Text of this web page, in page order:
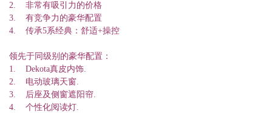
2. 非常有吸引力的价格
3. 有竞争力的豪华配置
4. 传承5系经典：舒适+操控
领先于同级别的豪华配置：
1. Dekota真皮内饰.
2. 电动玻璃天窗.
3. 后座及侧窗遮阳帘.
4. 个性化阅读灯.